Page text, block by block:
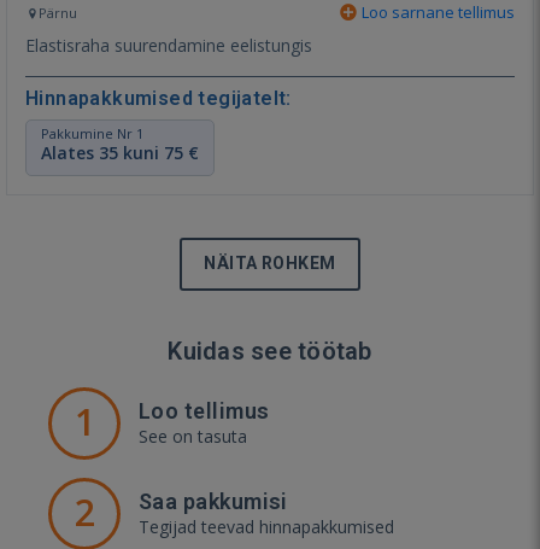
Pärnu Loo sarnane tellimus
Elastisraha suurendamine eelistungis
Hinnapakkumised tegijatelt:
Pakkumine Nr 1
Alates 35 kuni 75 €
NÄITA ROHKEM
Kuidas see töötab
1 Loo tellimus
See on tasuta
2 Saa pakkumisi
Tegijad teevad hinnapakkumised